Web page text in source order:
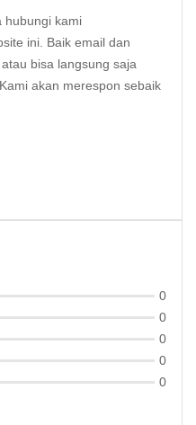
hubungi kami
ini. Baik email dan
bisa langsung saja
akan merespon sebaik
0
0
0
0
0